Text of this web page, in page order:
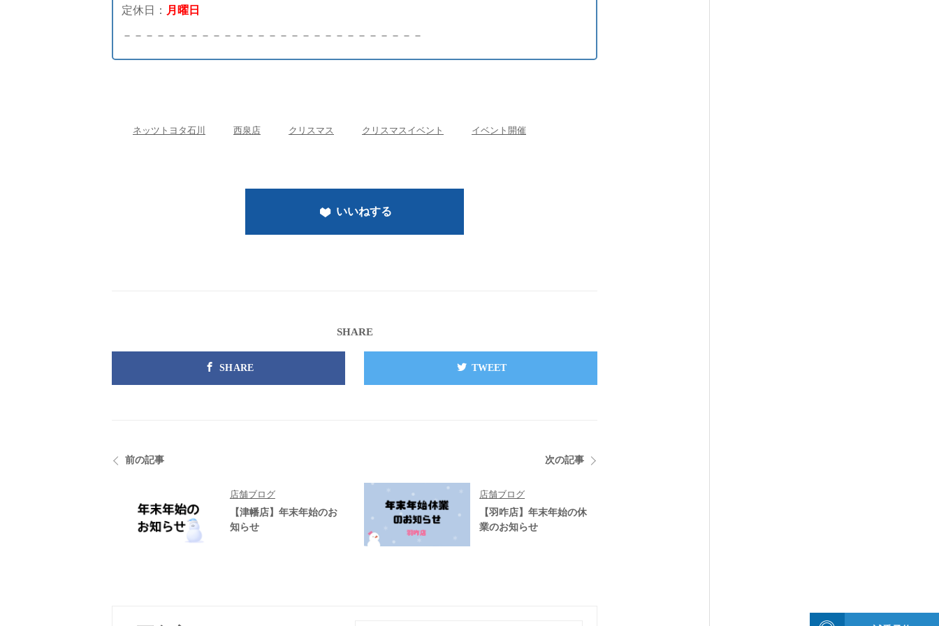
定休日： 月曜日
－－－－－－－－－－－－－－－－－－－－－－－－－－－
ネッツトヨタ石川 西泉店 クリスマス クリスマスイベント イベント開催
いいねする
SHARE
SHARE TWEET
前の記事
店舗ブログ
【津幡店】年末年始のお
知らせ
次の記事
店舗ブログ
【羽咋店】年末年始の休
業のお知らせ